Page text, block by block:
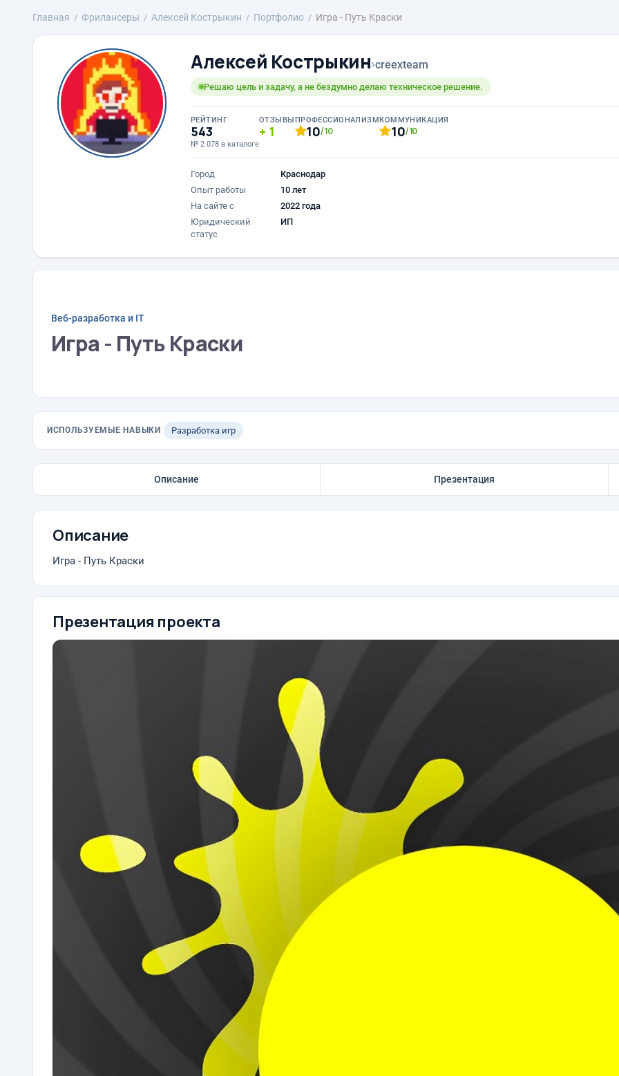
Главная Фрилансеры Алексей Кострыкин Портфолио Игра - Путь Краски
Алексей Кострыкин›creexteam
Решаю цель и задачу, а не бездумно делаю техническое решение.
РЕЙТИНГ
543
№ 2 078 в каталоге
ОТЗЫВЫ
1
ПРОФЕССИОНАЛИЗМ
10/10
КОММУНИКАЦИЯ
10/10
Город
Краснодар
Опыт работы
10 лет
На сайте с
2022 года
Юридический
статус
ИП
Веб-разработка и IT
Игра - Путь Краски
ИСПОЛЬЗУЕМЫЕ НАВЫКИ Разработка игр
Описание Презентация
Описание
Игра - Путь Краски
Презентация проекта